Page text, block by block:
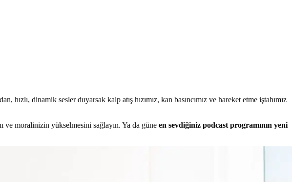
dinamik sesler duyarsak kalp atış hızımız, kan basıncımız ve hareket etme iştahımız
ve moralinizin yükselmesini sağlayın. Ya da güne en sevdiğiniz podcast programının yeni